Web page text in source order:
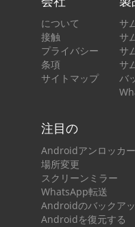
について
接触
プライバシー
条項
サイトマップ
サ
サ
サ
サ
バ
注目の
Androidアンロッカー
場所変更
スクリーンミラー
WhatsApp転送
Androidのバックア
Androidを復元する